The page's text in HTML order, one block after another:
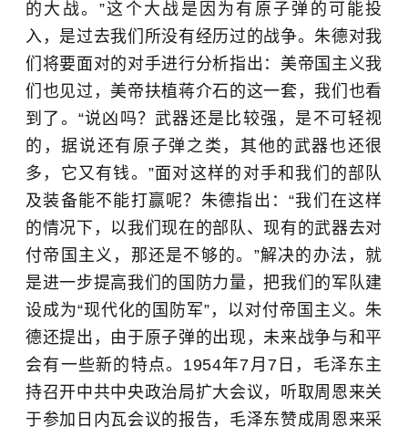
的大战。”这个大战是因为有原子弹的可能投
入，是过去我们所没有经历过的战争。朱德对我
们将要面对的对手进行分析指出：美帝国主义我
们也见过，美帝扶植蒋介石 的这一套，我们也看
到了。“说凶吗？武器还是比较强，是不可轻视
的，据说还有原子弹之类，其他的武器也还很
多，它又有钱。”面对这样的对手和我们的部队
及装备能不能打赢呢？朱德指出：“我们在这样
的情况下，以我们现在的部队、现有的武器去对
付帝国主义，那还是不够的。”解决的办法，就
是进一步提高我们的国防力量，把我们的军队建
设成为“现代化的国防军”，以对付帝国主义。朱
德还提出，由于原子弹的出现，未来战争与和平
会有一些新的特点。1954年7月7日，毛泽东主
持召开中共中央政治局扩大会议，听取周恩来关
于参加 日内瓦会议 的报告，毛泽东赞成周恩来采